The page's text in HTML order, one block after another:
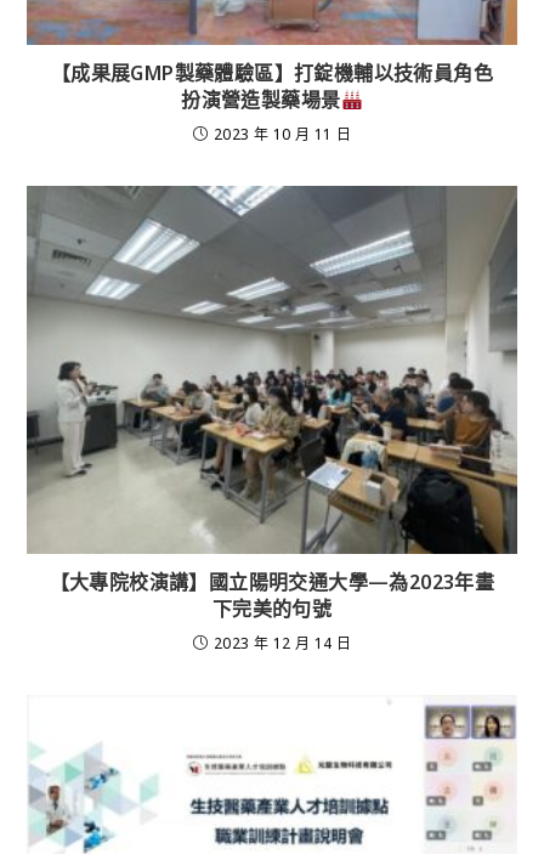
【成果展GMP製藥體驗區】打錠機輔以技術員角色
扮演營造製藥場景
2023 年 10 月 11 日
【大專院校演講】國立陽明交通大學—為2023年畫
下完美的句號
2023 年 12 月 14 日